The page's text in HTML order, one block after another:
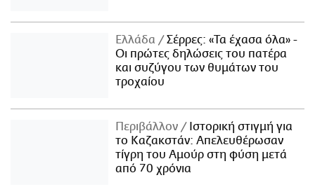
Ελλάδα
Σέρρες: «Τα έχασα όλα» -
Οι πρώτες δηλώσεις του πατέρα
και συζύγου των θυμάτων του
τροχαίου
Περιβάλλον
Ιστορική στιγμή για
το Καζακστάν: Απελευθέρωσαν
τίγρη του Αμούρ στη φύση μετά
από 70 χρόνια